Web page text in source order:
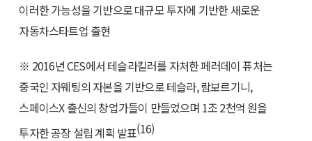
이러한 가능성을 기반으로 대규모 투자에 기반한 새로운
자동차스타트업 출현
※ 2016년 CES에서 테슬라킬러를 자처한 페러데이 퓨처는
중국인 자웨팅의 자본을 기반으로 테슬라, 람보르기니,
스페이스X 출신의 창업가들이 만들었으며 1조 2천억 원을
투자한 공장 설립 계획 발표(16)